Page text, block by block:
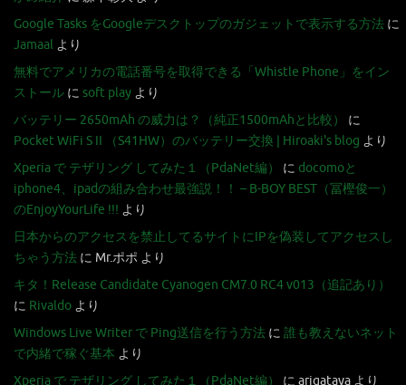
Google Tasks をGoogleデスクトップのガジェットで表示する方法 に
Jamaal より
無料でアメリカの電話番号を取得できる「Whistle Phone」をイン
ストール に soft play より
バッテリー 2650mAh の威力は？（純正1500mAhと比較）
に
Pocket WiFi S II （S41HW）のバッテリー交換 | Hiroaki's blog より
Xperia で テザリング してみた１（PdaNet編）
に docomoと
iphone4、ipadの組み合わせ最強説！！ – B-BOY BEST（冨樫俊一）
のEnjoyYourLife !!! より
日本からのアクセスを禁止してるサイトにIPを偽装してアクセスし
ちゃう方法 に Mr.ポポ より
キタ！Release Candidate Cyanogen CM7.0 RC4 v013（追記あり）
に Rivaldo より
Windows Live Writer で Ping送信を行う方法 に 誰も教えないネット
で内緒で稼ぐ基本 より
Xperia で テザリング してみた１（PdaNet編）
に arigataya より